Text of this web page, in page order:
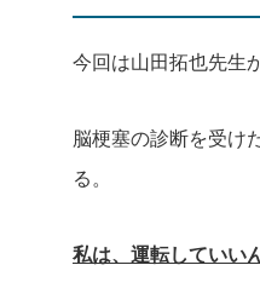
今回は山田拓也先生
脳梗塞の診断を受け
る。
私は、運転していい